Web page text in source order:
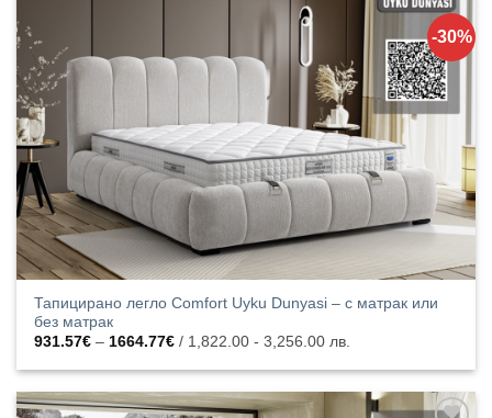
-30%
Добавяне
към
списъка с
харесани
продукти
Тапицирано легло Comfort Uyku Dunyasi – с матрак или
без матрак
931.57€ – 1664.77€Price
931.57€
1664.77€
/ 1,822.00 - 3,256.00 лв.